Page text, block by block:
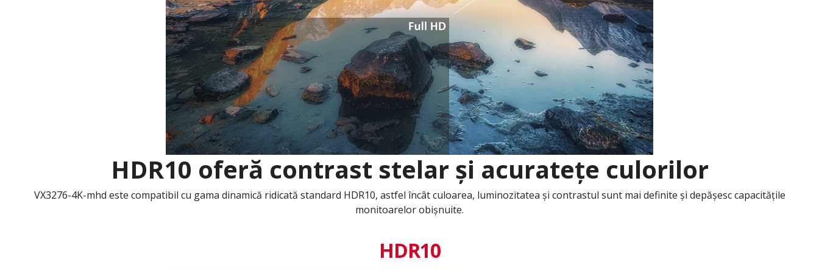
HDR10 oferă contrast stelar și acuratețe culorilor
VX3276-4K-mhd este compatibil cu gama dinamică ridicată standard HDR10, astfel încât culoarea, luminozitatea și contrastul sunt mai definite și depășesc capacitățile
monitoarelor obișnuite.
HDR10